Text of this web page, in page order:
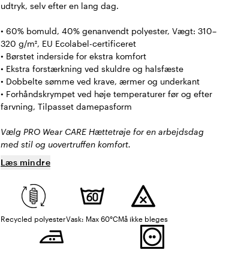
udtryk, selv efter en lang dag.
• 60% bomuld, 40% genanvendt polyester, Vægt: 310–
320 g/m², EU Ecolabel-certificeret
• Børstet inderside for ekstra komfort
• Ekstra forstærkning ved skuldre og halsfæste
• Dobbelte sømme ved krave, ærmer og underkant
• Forhåndskrympet ved høje temperaturer før og efter
farvning, Tilpasset damepasform
Vælg PRO Wear CARE Hættetrøje for en arbejdsdag
med stil og uovertruffen komfort.
Læs mindre
Recycled polyesterVask: Max 60°CMå ikke bleges